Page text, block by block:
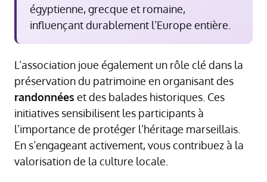
égyptienne, grecque et romaine,
influençant durablement l’Europe entière.
L’association joue également un rôle clé dans la
préservation du patrimoine en organisant des
randonnées et des balades historiques. Ces
initiatives sensibilisent les participants à
l’importance de protéger l’héritage marseillais.
En s’engageant activement, vous contribuez à la
valorisation de la culture locale.